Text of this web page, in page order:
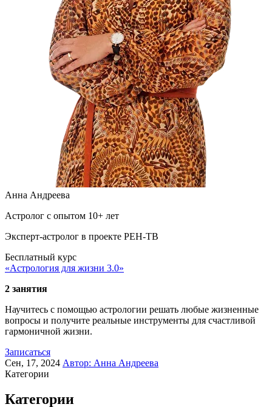
Анна Андреева
Астролог с опытом 10+ лет
Эксперт-астролог в проекте РЕН-ТВ
Бесплатный курс
«Астрология для жизни 3.0»
2 занятия
Научитесь с помощью астрологии решать любые жизненные
вопросы и получите реальные инструменты для счастливой
гармоничной жизни.
Записаться
Сен, 17, 2024 Автор: Анна Андреева
Категории
Категории